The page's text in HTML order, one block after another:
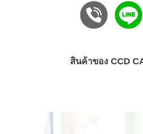
สินค้าของ CCD